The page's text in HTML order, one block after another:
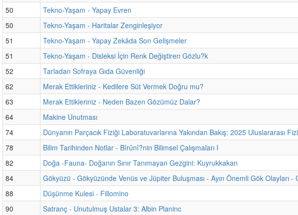
50
Tekno-Yaşam - Yapay Evren
50
Tekno-Yaşam - Haritalar Zenginleşiyor
51
Tekno-Yaşam - Yapay Zekâda Son Gelişmeler
51
Tekno-Yaşam - Disleksi İçin Renk Değiştiren Gözlu?k
52
Tarladan Sofraya Gıda Güvenliği
62
Merak Ettikleriniz - Kedilere Süt Vermek Doğru mu?
63
Merak Ettikleriniz - Neden Bazen Gözümüz Dalar?
64
Makine Unutması
74
Dünyanın Parçacık Fiziği Laboratuvarlarına Yakından Bakış: 2025 Uluslararası
78
Bilim Tarihinden Notlar - Bîrûnî?nin Bilimsel Çalışmaları I
82
Doğa -Fauna- Doğanın Sınır Tanımayan Gezgini: Kuyrukkakan
84
Gökyüzü - Gökyüzünde Venüs ve Jüpiter Buluşması - Ayın Önemli Gök Olayları -
88
Düşünme Kulesi - Fillomino
90
Satranç - Unutulmuş Ustalar 3: Albin Planinc